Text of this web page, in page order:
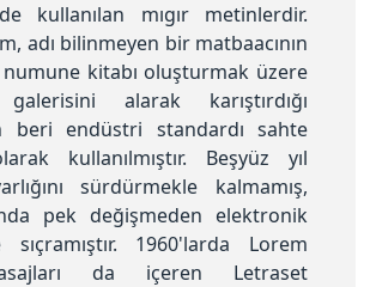
kullanılan mıgır metinlerdir.
adı bilinmeyen bir matbaacının
kitabı oluşturmak üzere
alarak karıştırdığı
beri endüstri standardı sahte
kullanılmıştır. Beşyüz yıl
sürdürmekle kalmamış,
pek değişmeden elektronik
1960'larda Lorem
da içeren Letraset